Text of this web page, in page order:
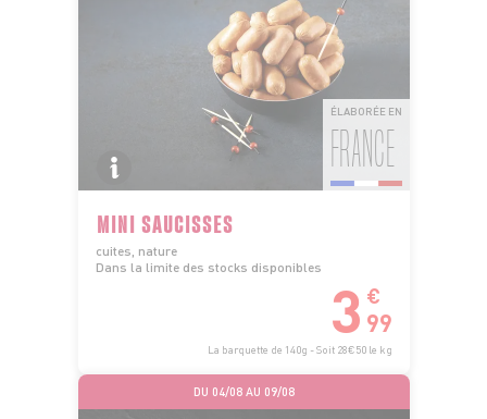
ÉLABORÉE EN
FRANCE
MINI SAUCISSES
cuites, nature
Dans la limite des stocks disponibles
3 €
99
La barquette de 140g - Soit 28€50 le kg
DU 04/08 AU 09/08